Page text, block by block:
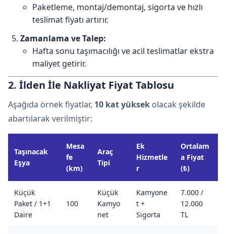
Paketleme, montaj/demontaj, sigorta ve hızlı
teslimat fiyatı artırır.
Zamanlama ve Talep:
Hafta sonu taşımacılığı ve acil teslimatlar ekstra
maliyet getirir.
2. İlden İle Nakliyat Fiyat Tablosu
Aşağıda örnek fiyatlar, 10 kat yüksek olacak şekilde
abartılarak verilmiştir:
Taşınacak
Eşya
Mesa
fe
(km)
Araç
Tipi
Ek
Hizmetle
r
Ortalam
a Fiyat
(₺)
Küçük
Paket / 1+1
Daire
100
Küçük
Kamyo
net
Kamyone
t +
Sigorta
7.000 /
12.000
TL